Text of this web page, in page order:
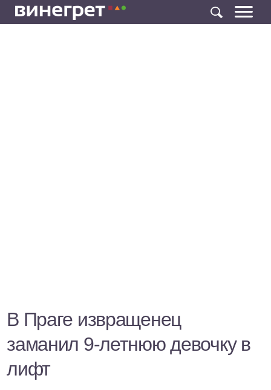
В Праге извращенец
заманил 9-летнюю девочку в
лифт